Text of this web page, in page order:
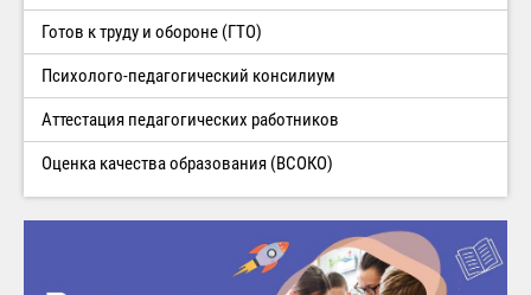
Готов к труду и обороне (ГТО)
Психолого-педагогический консилиум
Аттестация педагогических работников
Оценка качества образования (ВСОКО)